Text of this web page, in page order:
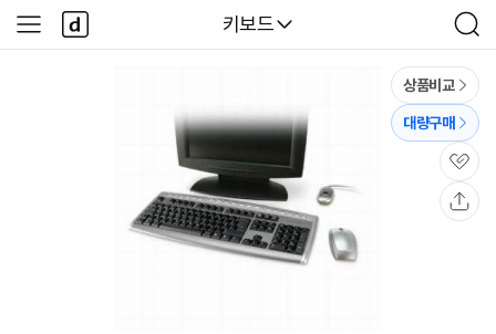
다나와
키보드
검
색
사
이
다
나
와
상품비교
대량구매
관
심